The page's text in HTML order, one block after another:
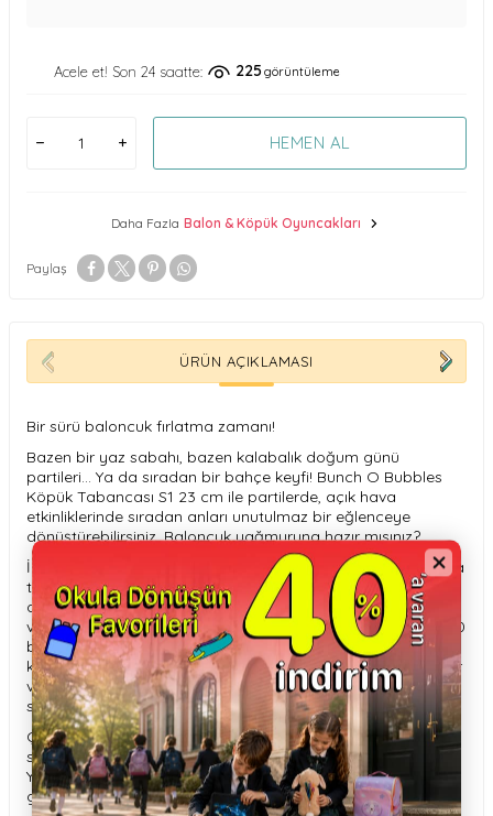
Acele et! Son 24 saatte: 225 görüntüleme
HEMEN AL
Daha Fazla Balon & Köpük Oyuncakları
Paylaş
ÜRÜN AÇIKLAMASI
Bir sürü baloncuk fırlatma zamanı!
Bazen bir yaz sabahı, bazen kalabalık doğum günü
partileri… Ya da sıradan bir bahçe keyfi! Bunch O Bubbles
Köpük Tabancası S1 23 cm ile partilerde, açık hava
etkinliklerinde sıradan anları unutulmaz bir eğlenceye
dönüştürebilirsiniz. Baloncuk yağmuruna hazır mısınız?
İlk önce kutu içerisindeki 125 ml balon solüsyonunu daldırma
tepsisine dökün. Daha sonra tabancayı da tepsiye
daldırdıktan sonra asıl eğlence başlayacaktır. Tetiğe basın
ve baloncukların etrafa dağılışını izleyin. Dakikada tam 7.000
baloncuk… Hem de çok hızlı bir şekilde! Nerede kullanırsanız
kullanın, köpük tabancası girdiği her ortamda keyfi arttırıyor
ve eğlenceyi ikiye katlıyor. Sadece tabancayı kullanın ve bir
sürü baloncuk patlatın!
Çocukların, arkadaşları ile vakit geçirmesini sağlayarak
sosyalleşmelerini ve ekrandan uzak kalmalarını sağlar.
Yaratıcı oyunlar kurmalarına olanak tanır ve hayal güçlerinin
gelişmesine destek olur.